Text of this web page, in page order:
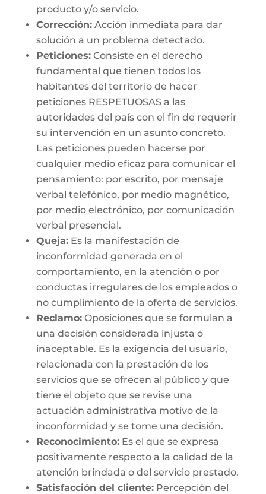
producto y/o servicio.
Corrección:Acción inmediata para dar
solución a un problema detectado.
Peticiones:Consiste en el derecho
fundamental que tienen todos los
habitantes del territorio de hacer
peticiones RESPETUOSAS a las
autoridades del país con el fin de requerir
su intervención en un asunto concreto.
Las peticiones pueden hacerse por
cualquier medio eficaz para comunicar el
pensamiento: por escrito, por mensaje
verbal telefónico, por medio magnético,
por medio electrónico, por comunicación
verbal presencial.
Queja:Es la manifestación de
inconformidad generada en el
comportamiento, en la atención o por
conductas irregulares de los empleados o
no cumplimiento de la oferta de servicios.
Reclamo:Oposiciones que se formulan a
una decisión considerada injusta o
inaceptable. Es la exigencia del usuario,
relacionada con la prestación de los
servicios que se ofrecen al público y que
tiene el objeto que se revise una
actuación administrativa motivo de la
inconformidad y se tome una decisión.
Reconocimiento:Es el que se expresa
positivamente respecto a la calidad de la
atención brindada o del servicio prestado.
Satisfacción del cliente:Percepción del